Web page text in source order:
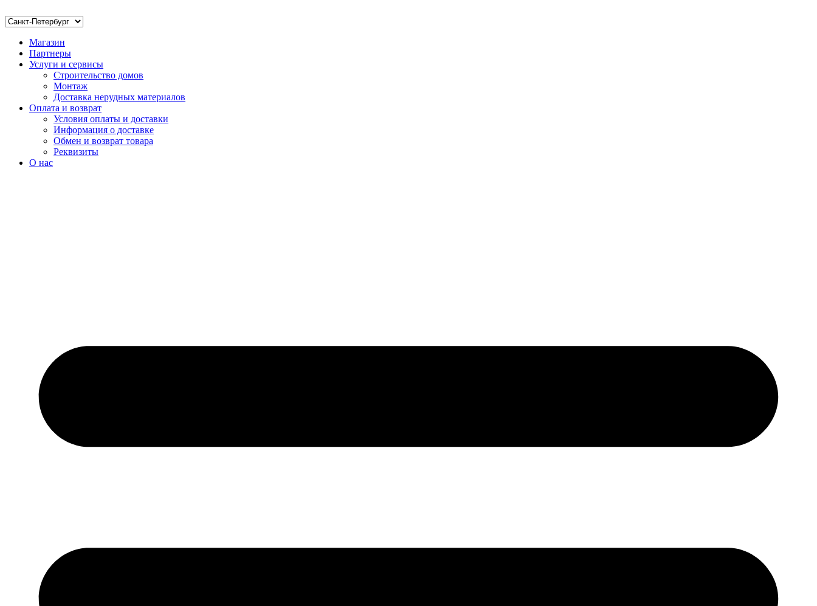
Магазин
Партнеры
Услуги и сервисы
Строительство домов
Монтаж
Доставка нерудных материалов
Оплата и возврат
Условия оплаты и доставки
Информация о доставке
Обмен и возврат товара
Реквизиты
О нас